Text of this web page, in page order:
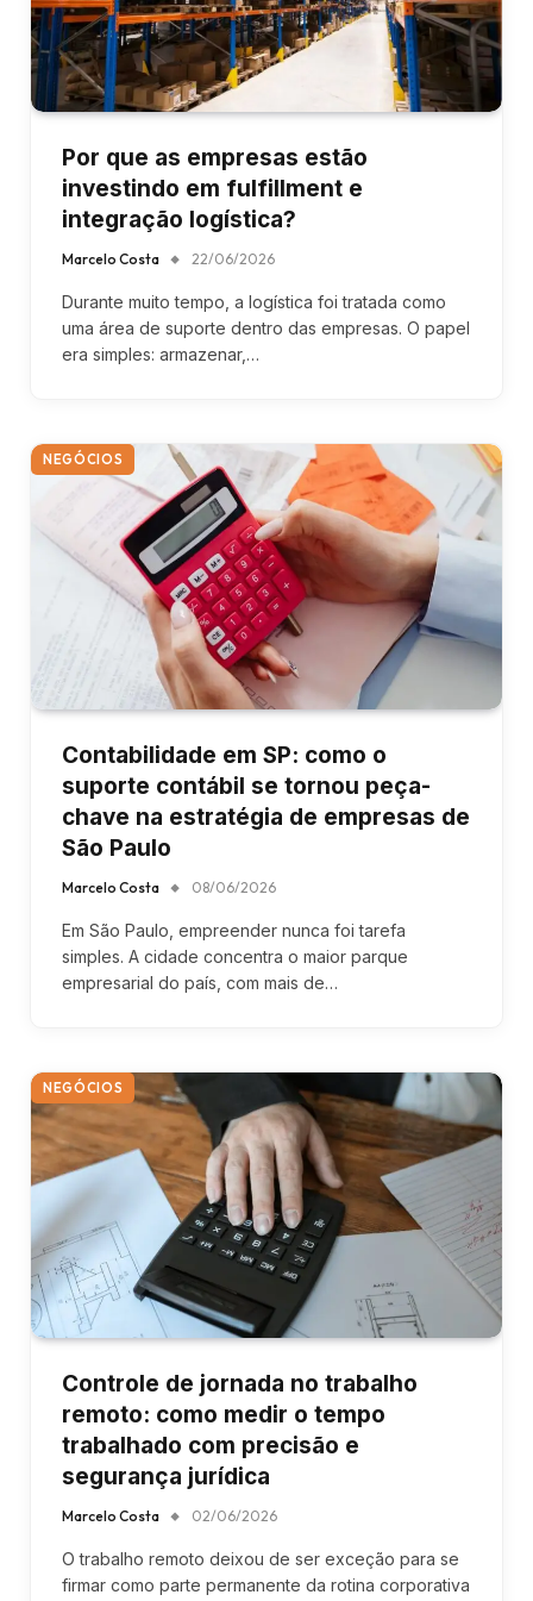
Por que as empresas estão
investindo em fulfillment e
integração logística?
Marcelo Costa 22/06/2026
Durante muito tempo, a logística foi tratada como
uma área de suporte dentro das empresas. O papel
era simples: armazenar,…
NEGÓCIOS
Contabilidade em SP: como o
suporte contábil se tornou peça-
chave na estratégia de empresas de
São Paulo
Marcelo Costa 08/06/2026
Em São Paulo, empreender nunca foi tarefa
simples. A cidade concentra o maior parque
empresarial do país, com mais de…
NEGÓCIOS
Controle de jornada no trabalho
remoto: como medir o tempo
trabalhado com precisão e
segurança jurídica
Marcelo Costa 02/06/2026
O trabalho remoto deixou de ser exceção para se
firmar como parte permanente da rotina corporativa